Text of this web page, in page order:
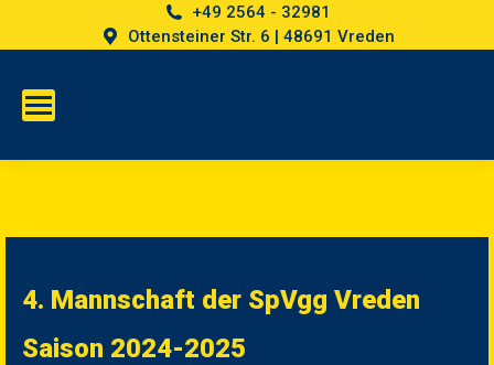
+49 2564 - 32981
Ottensteiner Str. 6 | 48691 Vreden
4. Mannschaft der SpVgg Vreden
Saison 2024-2025